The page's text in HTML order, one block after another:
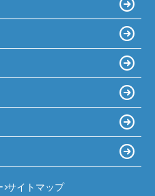
サイトマップ